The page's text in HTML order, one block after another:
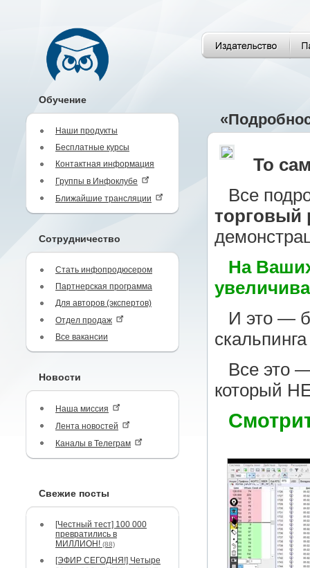
Обучение
Наши продукты
Бесплатные курсы
Контактная информация
Группы в Инфоклубе
Ближайшие трансляции
Сотрудничество
Стать инфопродюсером
Партнерская программа
Для авторов (экспертов)
Отдел продаж
Все вакансии
Новости
Наша миссия
Лента новостей
Каналы в Телеграм
Свежие посты
[Честный тест] 100 000
превратились в
МИЛЛИОН! (88)
[ЭФИР СЕГОДНЯ!] Четыре
То
Все
торговый
На
И это —
Все это
который